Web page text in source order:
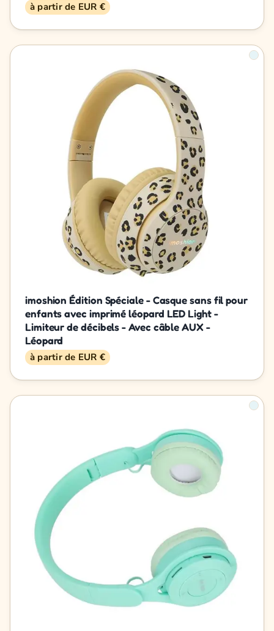
à partir de EUR €
imoshion Édition Spéciale - Casque sans fil pour
enfants avec imprimé léopard LED Light -
Limiteur de décibels - Avec câble AUX -
Léopard
à partir de EUR €